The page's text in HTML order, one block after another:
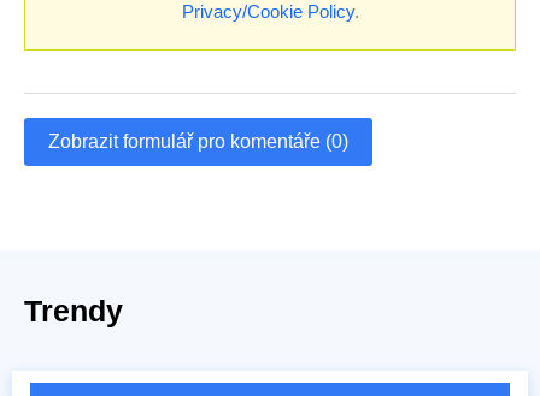
Privacy/Cookie Policy.
Zobrazit formulář pro komentáře (0)
Trendy